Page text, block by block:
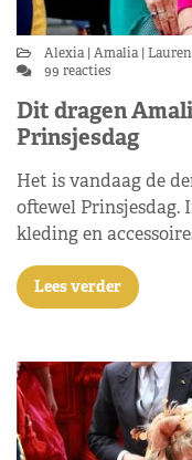
Alexia Amalia
99 reacties
Dit dragen
Prinsjesdag
Het is vandaag de
oftewel Prinsjesdag.
kleding en
Lees verder